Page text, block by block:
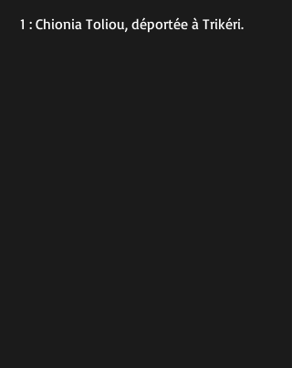
1 : Chionia Toliou, déportée à Trikéri.